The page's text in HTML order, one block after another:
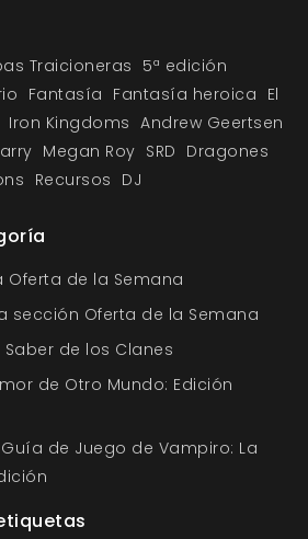
Traicioneras 5ª edición
Fantasía Fantasía heroica El
Iron Kingdoms Andrew Geertsen
Megan Roy SRD Dragones
Recursos DJ
Oferta de la Semana
sección Oferta de la Semana
de los Clanes
de Otro Mundo: Edición
de Juego de Vampiro: La